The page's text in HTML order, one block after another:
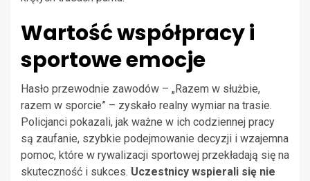
Wartość współpracy i
sportowe emocje
Hasło przewodnie zawodów – „Razem w służbie,
razem w sporcie” – zyskało realny wymiar na trasie.
Policjanci pokazali, jak ważne w ich codziennej pracy
są zaufanie, szybkie podejmowanie decyzji i wzajemna
pomoc, które w rywalizacji sportowej przekładają się na
skuteczność i sukces. Uczestnicy wspierali się nie